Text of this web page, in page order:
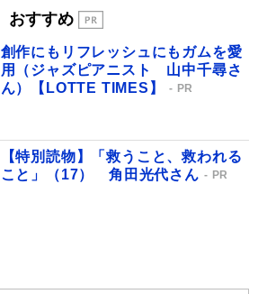
おすすめ
創作にもリフレッシュにもガムを愛
用（ジャズピアニスト 山中千尋さ
ん）【LOTTE TIMES】
PR
【特別読物】「救うこと、救われる
こと」（17） 角田光代さん
PR